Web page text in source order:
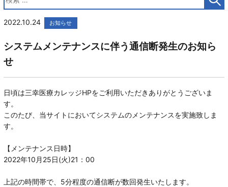
2022.10.24 お知らせ
システムメンテナンスに伴う通信断発生のお知ら
せ
日頃は三幸医療カレッジHPをご利用いただきありがとうございま
す。
このたび、当サイトにおいてシステムのメンテナンスを実施致しま
す。
【メンテナンス日時】
2022年10月25日(火)21：00
上記の時間帯で、5分程度の通信断が数回発生いたします。